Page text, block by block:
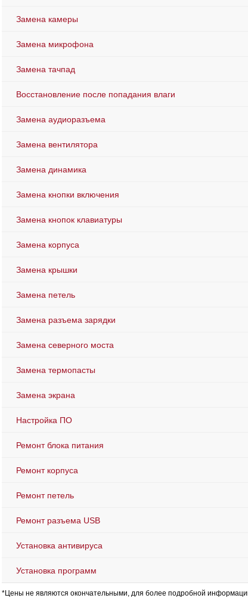
Замена камеры
Замена микрофона
Замена тачпад
Восстановление после попадания влаги
Замена аудиоразъема
Замена вентилятора
Замена динамика
Замена кнопки включения
Замена кнопок клавиатуры
Замена корпуса
Замена крышки
Замена петель
Замена разъема зарядки
Замена северного моста
Замена термопасты
Замена экрана
Настройка ПО
Ремонт блока питания
Ремонт корпуса
Ремонт петель
Ремонт разъема USB
Установка антивируса
Установка программ
*Цены не являются окончательными, для более подробной